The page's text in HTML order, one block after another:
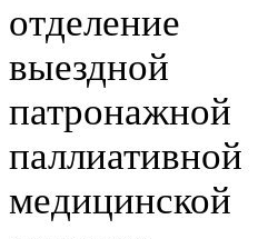
отделение
выездной
патронажной
паллиативной
медицинской